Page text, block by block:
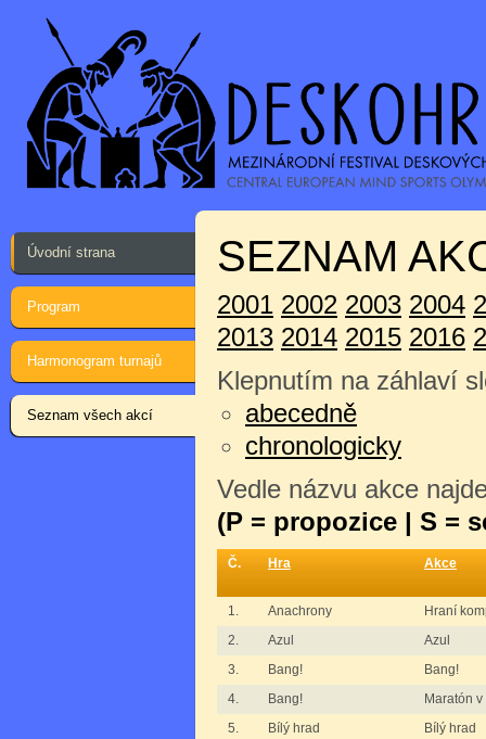
Úvodní strana
Program
Harmonogram turnajů
Seznam všech akcí
SEZNAM
2001 2002 2003 2004
2013 2014 2015 2016
Klepnutím na záhlaví
abecedně
chronologicky
Vedle názvu akce
(P = propozice | S =
Č. Hra Akce
1. Anachrony
Hraní
2.
Azul
Azul
3.
Bang!
Bang!
4.
Bang!
Maratón
5.
Bílý hrad
Bílý hrad